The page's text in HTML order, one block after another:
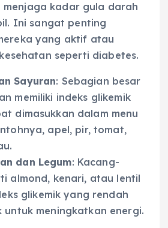
menjaga kadar gula darah
Ini sangat penting
yang aktif atau
seperti diabetes.
Sayuran: Sebagian besar
memiliki indeks glikemik
dimasukkan dalam menu
apel, pir, tomat,
dan Legum: Kacang-
almond, kenari, atau lentil
glikemik yang rendah
meningkatkan energi.